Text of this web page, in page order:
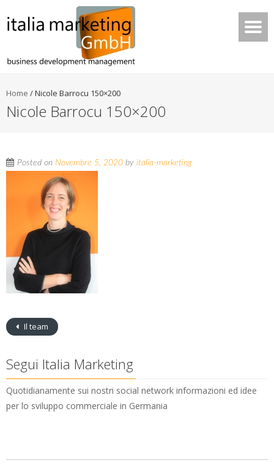
Home /Nicole Barrocu 150×200
Nicole Barrocu 150×200
Posted on Novembre 5, 2020 by italia-marketing
Il team
Segui Italia Marketing
Quotidianamente sui nostri social network informazioni ed idee
per lo sviluppo commerciale in Germania